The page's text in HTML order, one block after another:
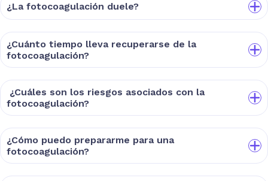
¿La fotocoagulación duele?
¿Cuánto tiempo lleva recuperarse de la
fotocoagulación?
¿Cuáles son los riesgos asociados con la
fotocoagulación?
¿Cómo puedo prepararme para una
fotocoagulación?